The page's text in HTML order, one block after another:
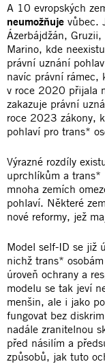
A 10 evropských
neumožňuje vůbec.
Ázerbájdžán,
Marino, kde
právní uznání
navíc právní rámec,
v roce 2020 přijala
zakazuje právní
roce 2023 zákony,
pohlaví pro trans*
Výrazné rozdíly
uprchlíkům a trans*
mnoha zemích
pohlaví. Některé
nové reformy, jež
Model self-ID se již
nichž trans*
úroveň ochrany a
modelu se tak jeví
menšin, ale i jako
fungovat bez
nadále zranitelnou
před násilím a
způsobů, jak tuto